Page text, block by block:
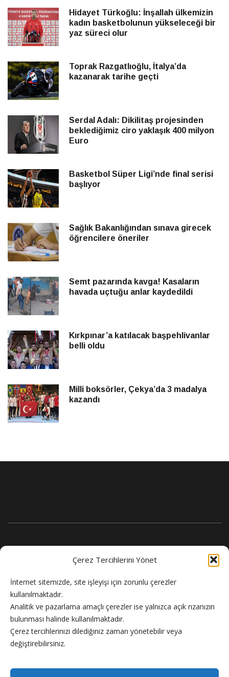
Çerez Tercihlerini Yönet
İnternet sitemizde, site işleyişi için zorunlu çerezler
kullanılmaktadır.
Analitik ve pazarlama amaçlı çerezler ise yalnızca açık rızanızın
bulunması halinde kullanılmaktadır.
Çerez tercihlerinizi dilediğiniz zaman yönetebilir veya
değiştirebilirsiniz.
Hidayet Türkoğlu: İnşallah ülkemizin
kadın basketbolunun yükseleceği bir
yaz süreci olur
Toprak Razgatlıoğlu, İtalya’da
kazanarak tarihe geçti
Serdal Adalı: Dikilitaş projesinden
beklediğimiz ciro yaklaşık 400 milyon
Euro
Basketbol Süper Ligi’nde final serisi
başlıyor
Sağlık Bakanlığından sınava girecek
öğrencilere öneriler
Semt pazarında kavga! Kasaların
havada uçtuğu anlar kaydedildi
Kırkpınar’a katılacak başpehlivanlar
belli oldu
Milli boksörler, Çekya’da 3 madalya
kazandı
Flash Haber doğru ve güncel haber sitesi.